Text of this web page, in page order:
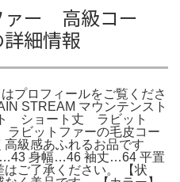
ァー 高級コー
細情報
プロフィールをご覧くださ
STREAM マウンテンスト
ト ショート丈 ラビット
ビットファーの毛皮コー
高級感あふれるお品です
…43 身幅…46 袖丈…64 平置
ご了承ください。 【状